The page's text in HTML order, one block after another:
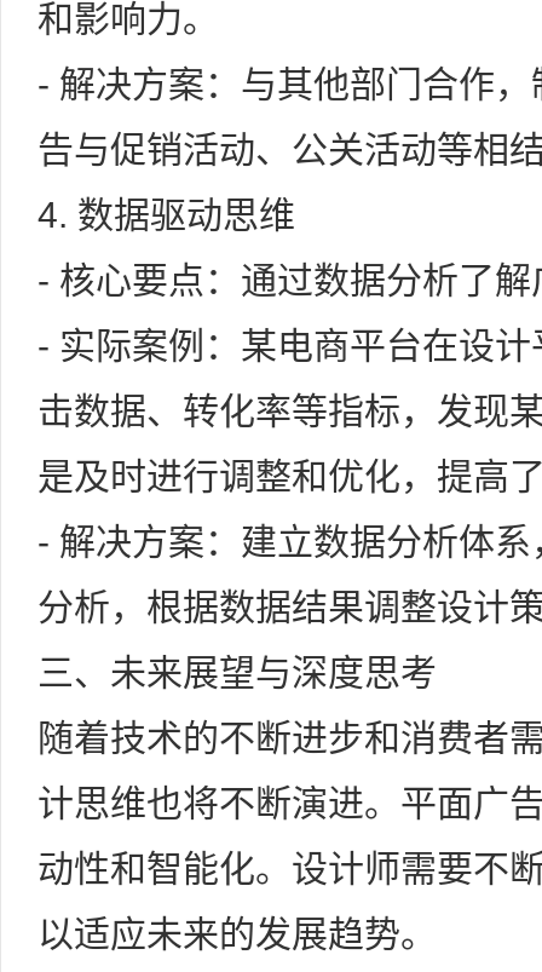
和影响力。
- 解决方案：与其他部门合作
告与促销活动、公关活动等相
4. 数据驱动思维
- 核心要点：通过数据分析了
- 实际案例：某电商平台在设
击数据、转化率等指标，发现
是及时进行调整和优化，提高
- 解决方案：建立数据分析体
分析，根据数据结果调整设计
三、未来展望与深度思考
随着技术的不断进步和消费者
计思维也将不断演进。平面广
动性和智能化。设计师需要不
以适应未来的发展趋势。